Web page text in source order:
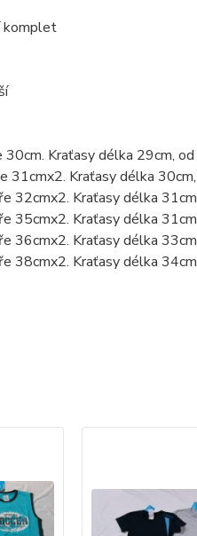
komplet
Kraťasy délka 29cm,
31cmx2. Kraťasy délka
32cmx2. Kraťasy délka
35cmx2. Kraťasy délka
36cmx2. Kraťasy délka
38cmx2. Kraťasy délka